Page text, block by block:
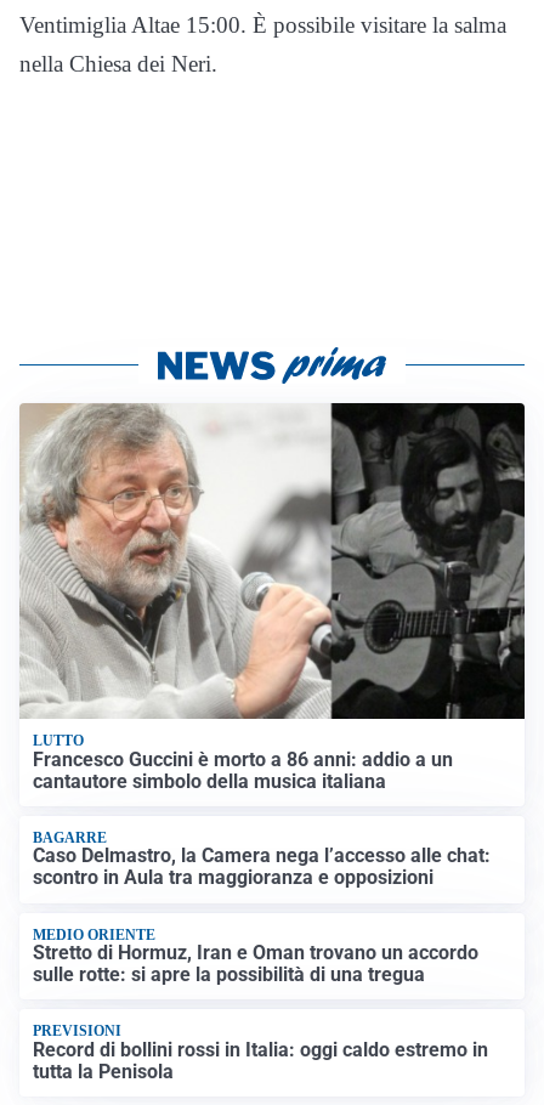
Ventimiglia Altae 15:00. È possibile visitare la salma
nella Chiesa dei Neri.
LUTTO
Francesco Guccini è morto a 86 anni: addio a un
cantautore simbolo della musica italiana
BAGARRE
Caso Delmastro, la Camera nega l’accesso alle chat:
scontro in Aula tra maggioranza e opposizioni
MEDIO ORIENTE
Stretto di Hormuz, Iran e Oman trovano un accordo
sulle rotte: si apre la possibilità di una tregua
PREVISIONI
Record di bollini rossi in Italia: oggi caldo estremo in
tutta la Penisola